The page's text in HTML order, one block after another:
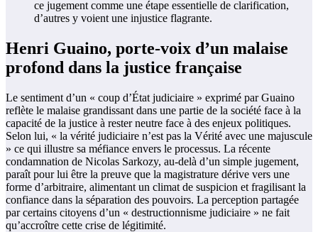
ce jugement comme une étape essentielle de clarification,
d’autres y voient une injustice flagrante.
Henri Guaino, porte-voix d’un malaise
profond dans la justice française
Le sentiment d’un « coup d’État judiciaire » exprimé par Guaino
reflète le malaise grandissant dans une partie de la société face à la
capacité de la justice à rester neutre face à des enjeux politiques.
Selon lui, « la vérité judiciaire n’est pas la Vérité avec une majuscule
» ce qui illustre sa méfiance envers le processus. La récente
condamnation de Nicolas Sarkozy, au-delà d’un simple jugement,
paraît pour lui être la preuve que la magistrature dérive vers une
forme d’arbitraire, alimentant un climat de suspicion et fragilisant la
confiance dans la séparation des pouvoirs. La perception partagée
par certains citoyens d’un « destructionnisme judiciaire » ne fait
qu’accroître cette crise de légitimité.